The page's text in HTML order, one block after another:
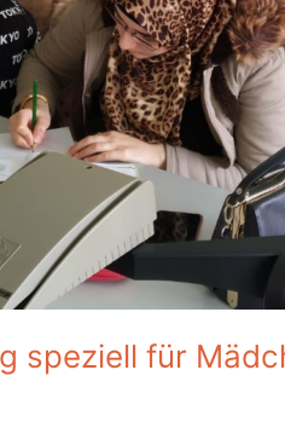
speziell für